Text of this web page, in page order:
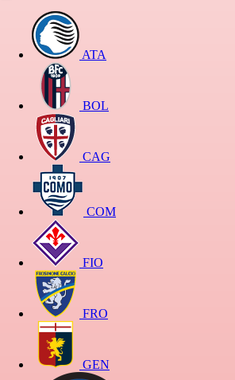
ATA
BOL
CAG
COM
FIO
FRO
GEN